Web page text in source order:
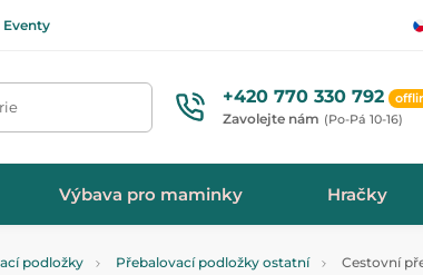
Eventy
+420 770 330 792
Zavolejte nám (Po-Pá 10-16)
Výbava pro maminky Hračky
podložky Přebalovací podložky ostatní Cestovní